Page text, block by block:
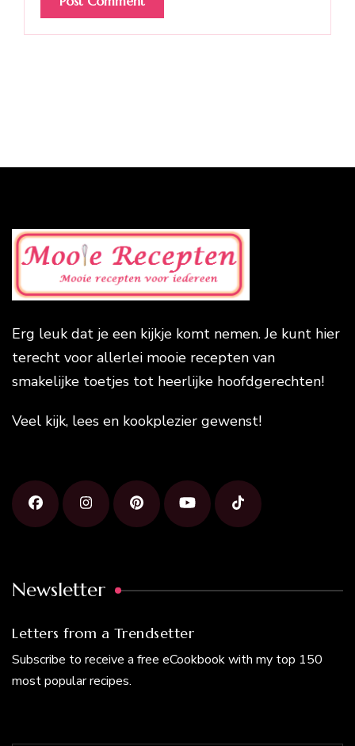
Erg leuk dat je een kijkje komt nemen. Je kunt hier
terecht voor allerlei mooie recepten van
smakelijke toetjes tot heerlijke hoofdgerechten!
Veel kijk, lees en kookplezier gewenst!
Newsletter
Letters from a Trendsetter
Subscribe to receive a free eCookbook with my top 150
most popular recipes.